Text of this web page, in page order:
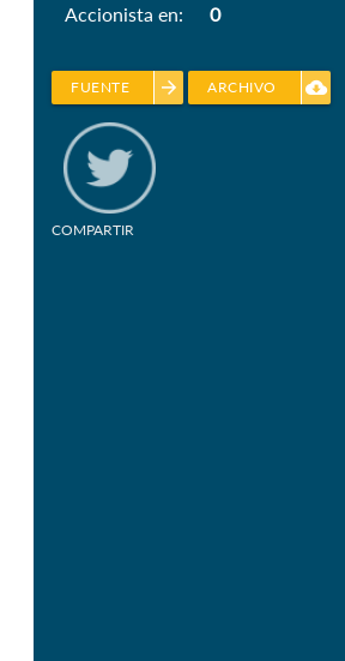
Accionista en:
0
arrow_forward
FUENTE cloud_download
ARCHIVO
COMPARTIR